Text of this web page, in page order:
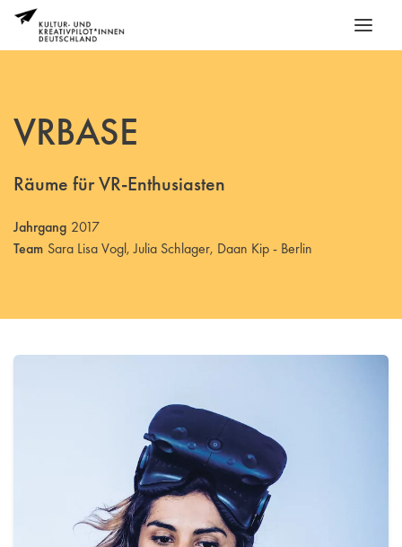
VRBASE
Räume für VR-Enthusiasten
Jahrgang 2017
Team Sara Lisa Vogl, Julia Schlager, Daan Kip - Berlin